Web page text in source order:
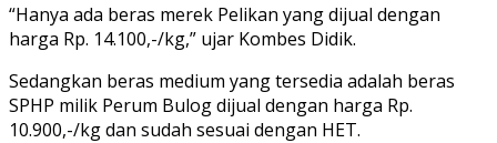
“Hanya ada beras merek Pelikan yang dijual dengan
harga Rp. 14.100,-/kg,” ujar Kombes Didik.
Sedangkan beras medium yang tersedia adalah beras
SPHP milik Perum Bulog dijual dengan harga Rp.
10.900,-/kg dan sudah sesuai dengan HET.